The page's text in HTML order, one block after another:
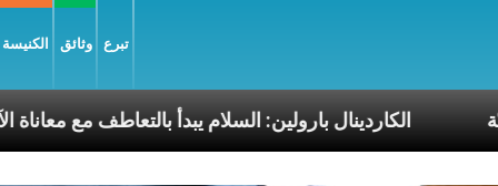
وثائق تبرع
الكاردينال بارولين: السلام يبدأ الرسوليّة